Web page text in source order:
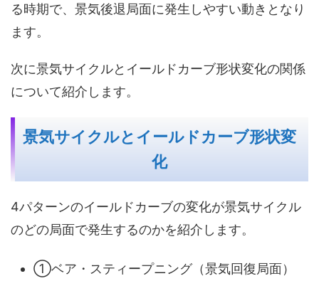
る時期で、景気後退局面に発生しやすい動きとなり
ます。
次に景気サイクルとイールドカーブ形状変化の関係
について紹介します。
景気サイクルとイールドカーブ形状変
化
4パターンのイールドカーブの変化が景気サイクル
のどの局面で発生するのかを紹介します。
①ベア・スティープニング（景気回復局面）